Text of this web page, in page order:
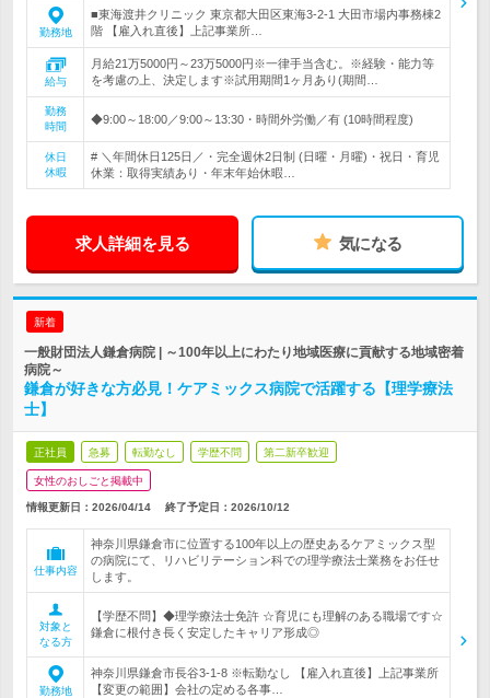
勤務地
■東海渡井クリニック 東京都大田区東海3-2-1 大田市場内事務棟2
階 【雇入れ直後】上記事業所…
給与
月給21万5000円～23万5000円※一律手当含む。※経験・能力等
を考慮の上、決定します※試用期間1ヶ月あり(期間…
勤務
時間
◆9:00～18:00／9:00～13:30・時間外労働／有 (10時間程度)
休日
休暇
# ＼年間休日125日／・完全週休2日制 (日曜・月曜)・祝日・育児
休業：取得実績あり・年末年始休暇…
求人詳細を見る 気になる
新着
一般財団法人鎌倉病院 | ～100年以上にわたり地域医療に貢献する地域密着
病院～
鎌倉が好きな方必見！ケアミックス病院で活躍する【理学療法
士】
正社員 急募 転勤なし 学歴不問 第二新卒歓迎
女性のおしごと掲載中
情報更新日：2026/04/14 終了予定日： 2026/10/12
仕事内容
神奈川県鎌倉市に位置する100年以上の歴史あるケアミックス型
の病院にて、リハビリテーション科での理学療法士業務をお任せ
します。
対象と
なる方
【学歴不問】◆理学療法士免許 ☆育児にも理解のある職場です☆
鎌倉に根付き長く安定したキャリア形成◎
勤務地
神奈川県鎌倉市長谷3-1-8 ※転勤なし 【雇入れ直後】上記事業所
【変更の範囲】会社の定める各事…